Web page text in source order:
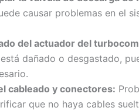
causar problemas en el
del actuador del
dañado o desgastado,
cableado y conectores:
que no haya cables